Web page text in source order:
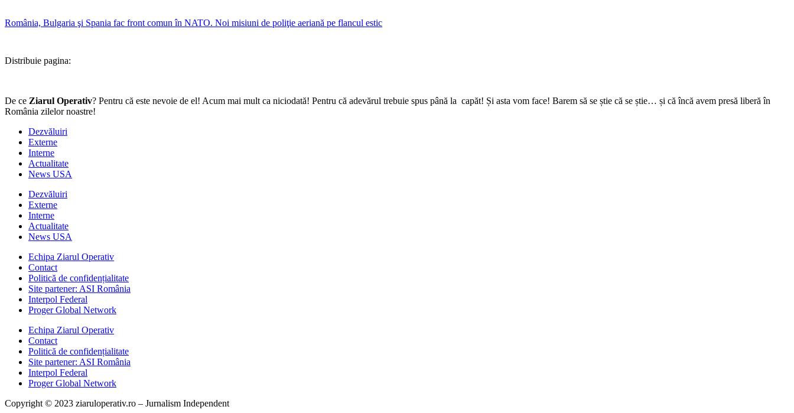
România, Bulgaria şi Spania fac front comun în NATO. Noi misiuni de poliţie aeriană pe flancul estic
Distribuie pagina:
De ce Ziarul Operativ? Pentru că este nevoie de el! Acum mai mult ca niciodată! Pentru că adevărul trebuie spus până la capăt! Și asta vom face! Barem să se știe că se știe… și că încă avem presă liberă în
România zilelor noastre!
Dezvăluiri
Externe
Interne
Actualitate
News USA
Dezvăluiri
Externe
Interne
Actualitate
News USA
Echipa Ziarul Operativ
Contact
Politică de confidențialitate
Site partener: ASI România
Interpol Federal
Proger Global Network
Echipa Ziarul Operativ
Contact
Politică de confidențialitate
Site partener: ASI România
Interpol Federal
Proger Global Network
Copyright © 2023 ziaruloperativ.ro – Jurnalism Independent